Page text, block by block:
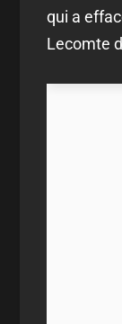
qui a
Lecomte